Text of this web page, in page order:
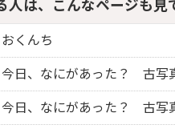
人は、こんなページも見
おくんち
今日、なにがあった？ 古写
今日、なにがあった？ 古写